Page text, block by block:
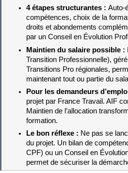
4 étapes structurantes : Auto-
compétences, choix de la
droits et abondements
par un Conseil en Évolution
Maintien du salaire possible :
Transition Professionnelle),
Transitions Pro régionales,
maintenant tout ou partie du
Pour les demandeurs
projet par France Travail. AIF
Maintien de l’allocation
formation.
Le bon réflexe : Ne pas se
du projet. Un bilan de
CPF) ou un Conseil en
permet de sécuriser la